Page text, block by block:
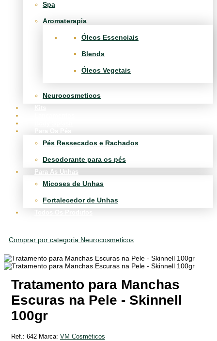
Spa
Aromaterapia
Óleos Essenciais
Blends
Óleos Vegetais
Neurocosmeticos
Pés Ressecados e Rachados
Desodorante para os pés
Para As Unhas
Micoses de Unhas
Fortalecedor de Unhas
Comprar por categoria Neurocosmeticos
Tratamento para Manchas
Escuras na Pele - Skinnell
100gr
Ref.: 642 Marca: VM Cosméticos